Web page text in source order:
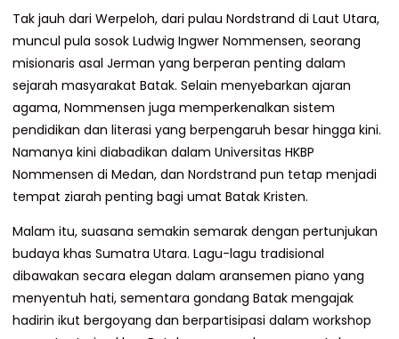
Tak jauh dari Werpeloh, dari pulau Nordstrand di Laut Utara,
muncul pula sosok Ludwig Ingwer Nommensen, seorang
misionaris asal Jerman yang berperan penting dalam
sejarah masyarakat Batak. Selain menyebarkan ajaran
agama, Nommensen juga memperkenalkan sistem
pendidikan dan literasi yang berpengaruh besar hingga kini.
Namanya kini diabadikan dalam Universitas HKBP
Nommensen di Medan, dan Nordstrand pun tetap menjadi
tempat ziarah penting bagi umat Batak Kristen.
Malam itu, suasana semakin semarak dengan pertunjukan
budaya khas Sumatra Utara. Lagu-lagu tradisional
dibawakan secara elegan dalam aransemen piano yang
menyentuh hati, sementara gondang Batak mengajak
hadirin ikut bergoyang dan berpartisipasi dalam workshop